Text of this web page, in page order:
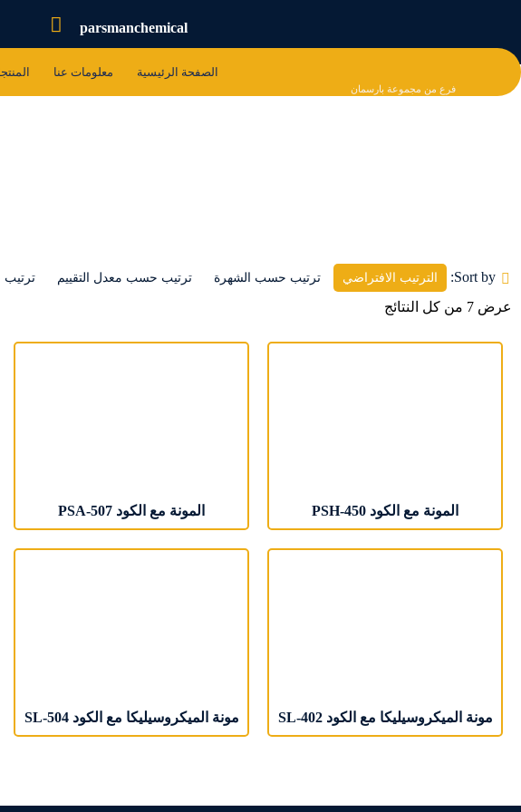
parsmanchemical
فرع من مجموعة بارسمان
الصفحة الرئیسیة معلومات عنا
عرض ⁦7⁩ من كل النتائج
الترتيب الافتراضي ترتيب حسب الشهرة ترتيب حسب معدل التقييم
المونة مع الکود PSH-450 المونة مع الکود PSA-507
مونة المیکروسیلیکا مع الکود SL-402 مونة المیکروسیلیکا مع الکود SL-504